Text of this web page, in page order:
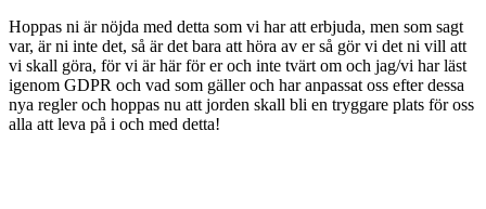
Hoppas ni är nöjda med detta som vi har att erbjuda, men som sagt
var, är ni inte det, så är det bara att höra av er så gör vi det ni vill att
vi skall göra, för vi är här för er och inte tvärt om och jag/vi har läst
igenom GDPR och vad som gäller och har anpassat oss efter dessa
nya regler och hoppas nu att jorden skall bli en tryggare plats för oss
alla att leva på i och med detta!